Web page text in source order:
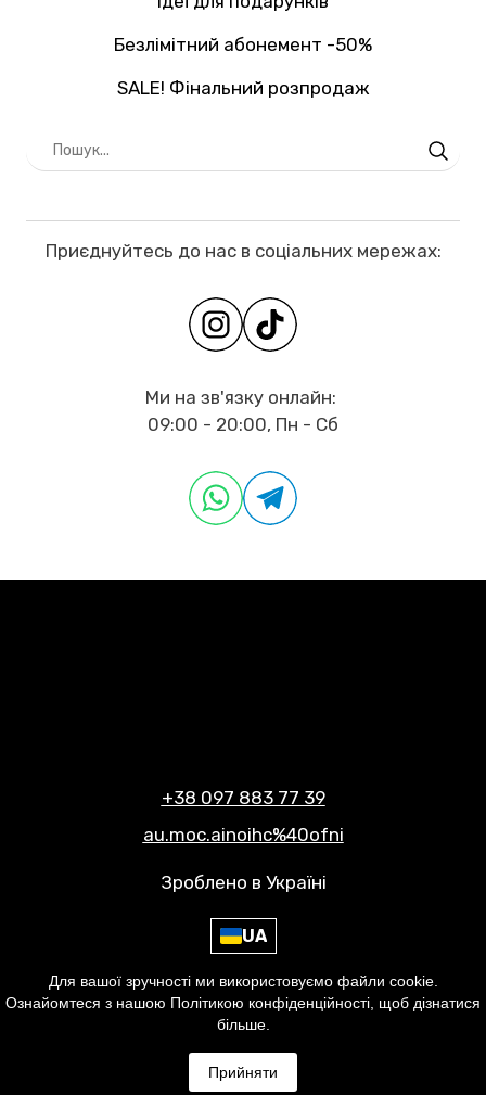
Безлімітний абонемент -50%
SALE! Фінальний розпродаж
Приєднуйтесь до нас в соціальних мережах:
Ми на зв'язку онлайн:
09:00 - 20:00, Пн - Сб
+38 097 883 77 39
au.moc.ainoihc%40ofni
Зроблено в Україні
UA
Умови використання сайту
Політика конфіденційності
© 2021-2026, CHIONIA | ХІОНІЯ
Для вашої зручності ми використовуємо файли cookie.
Ознайомтеся з нашою Політикою конфіденційності, щоб дізнатися
більше.
Прийняти